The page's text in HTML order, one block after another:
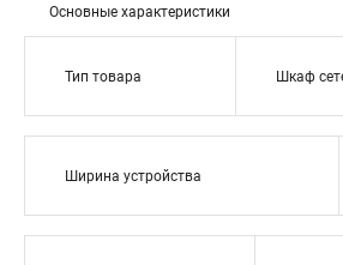
Основные характеристики
Тип товара Шкаф
Ширина устройства